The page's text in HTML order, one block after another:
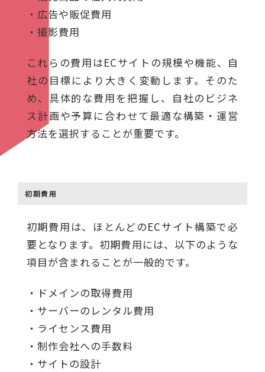
・広告や販促費用
・撮影費用
これらの費用はECサイトの規模や機能、自
社の目標により大きく変動します。そのた
め、具体的な費用を把握し、自社のビジネ
ス計画や予算に合わせて最適な構築・運営
方法を選択することが重要です。
初期費用
初期費用は、ほとんどのECサイト構築で必
要となります。初期費用には、以下のような
項目が含まれることが一般的です。
・ドメインの取得費用
・サーバーのレンタル費用
・ライセンス費用
・制作会社への手数料
・サイトの設計